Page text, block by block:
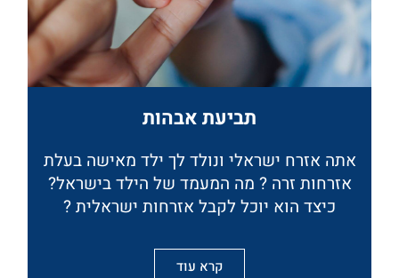
תביעת אבהות
אתה אזרח ישראלי ונולד לך ילד מאישה בעלת
אזרחות זרה ? מה המעמד של הילד בישראל?
כיצד הוא יוכל לקבל אזרחות ישראלית ?
קרא עוד